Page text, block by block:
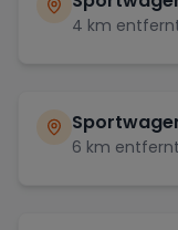
4 km
6 km entfernt